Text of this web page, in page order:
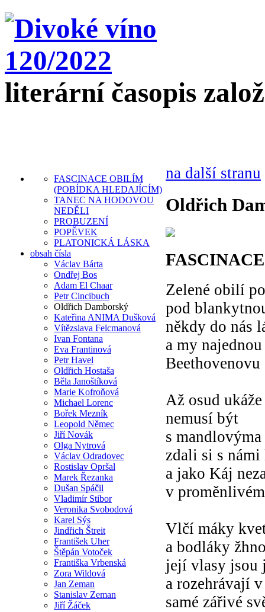
literární časopis
FASCINACE OBILÍM
(POBÍDKA HLEDAJÍCÍM)
TANEC NA HODOVOU
NEDĚLI
PROBUZENÍ
POPĚVEK
PLATONICKÁ LÁSKA
obsah čísla
Václav Bárta
Ondřej Bos
Adam El Chaar
Petr Cincibuch
Oldřich Damborský
Kateřina ANIMA Dušková
Vítězslava Felcmanová
Ivan Fontana
Eva Frantinová
Petr Havel
Oldřich Hostaša
Běla Janoštíková
Marie Kofroňová
Michael Lorenc
Bořek Mezník
Leopold Němec
Jiří Novák
Olga Nytrová
Václav Odradovec
Rostislav Opršal
Marek Řezanka
Dušan Spáčil
Vladimír Stibor
Veronika Svobodová
Karel Sýs
Jindřich Štreit
František Uher
Štěpán Votoček
Františka Vrbenská
Zora Wildová
Jan Zeman
Stanislav Zeman
Jiří Žáček
na další stranu
Oldřich
Zelené obilí
pod
někdy do nás
a my
Až osud
nemusí být
s
zdali si s námi
a jako Káj
v
Vlčí máky
a bodláky
její vlasy jsou
a rozehrávají
samé zářivé